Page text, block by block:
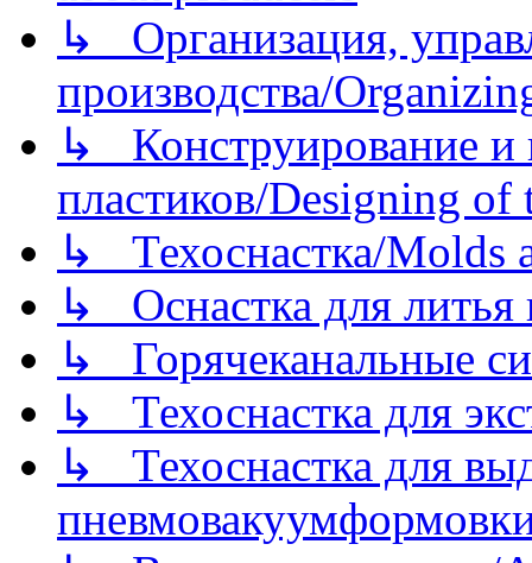
↳ Организация,
производства/
↳ Конструирование и
пластиков/Designing of
↳ Техоснастка/Molds
↳ Оснастка для литья
↳ Горячеканальные
↳ Техоснастка для
↳ Техоснастка для